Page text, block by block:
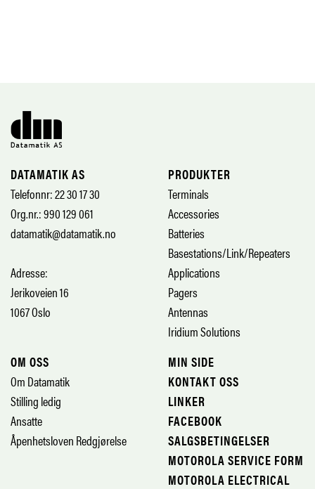
DATAMATIK AS
Telefonnr: 22 30 17 30
Org.nr.: 990 129 061
datamatik@datamatik.no
Adresse:
Jerikoveien 16
1067 Oslo
PRODUKTER
Terminals
Accessories
Batteries
Basestations/Link/Repeaters
Applications
Pagers
Antennas
Iridium Solutions
OM OSS
Om Datamatik
Stilling ledig
Ansatte
Åpenhetsloven Redgjørelse
MIN SIDE
KONTAKT OSS
LINKER
FACEBOOK
SALGSBETINGELSER
MOTOROLA SERVICE FORM
MOTOROLA ELECTRICAL